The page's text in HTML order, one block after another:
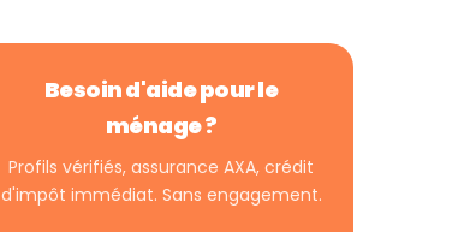
Besoin d'aide pour le
ménage ?
Profils vérifiés, assurance AXA, crédit
d'impôt immédiat. Sans engagement.